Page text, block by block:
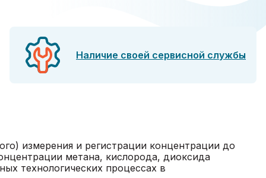
Наличие своей сервисной службы
измерения и регистрации концентрации до
метана, кислорода, диоксида
технологических процессах в